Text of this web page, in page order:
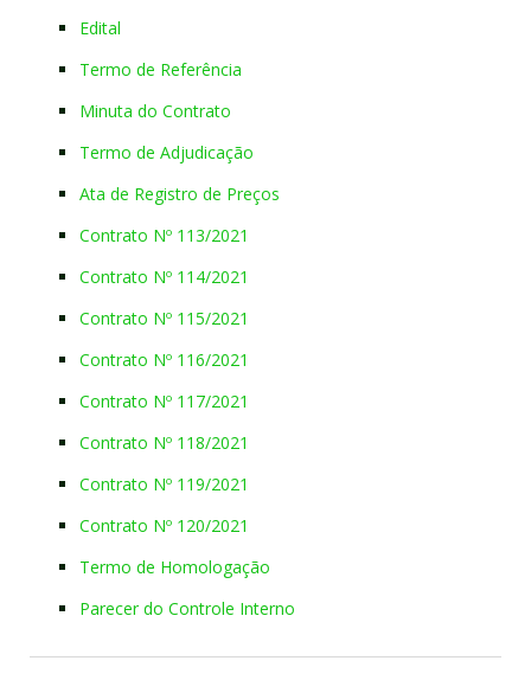
Edital
Termo de Referência
Minuta do Contrato
Termo de Adjudicação
Ata de Registro de Preços
Contrato Nº 113/2021
Contrato Nº 114/2021
Contrato Nº 115/2021
Contrato Nº 116/2021
Contrato Nº 117/2021
Contrato Nº 118/2021
Contrato Nº 119/2021
Contrato Nº 120/2021
Termo de Homologação
Parecer do Controle Interno